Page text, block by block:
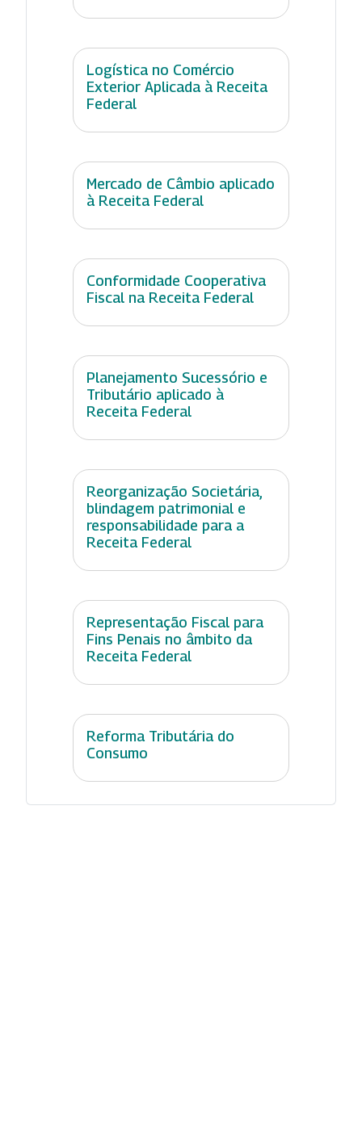
Logística no Comércio
Exterior Aplicada à Receita
Federal
Mercado de Câmbio aplicado
à Receita Federal
Conformidade Cooperativa
Fiscal na Receita Federal
Planejamento Sucessório e
Tributário aplicado à
Receita Federal
Reorganização Societária,
blindagem patrimonial e
responsabilidade para a
Receita Federal
Representação Fiscal para
Fins Penais no âmbito da
Receita Federal
Reforma Tributária do
Consumo